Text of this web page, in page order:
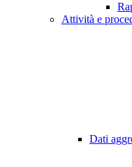
Attività e
Dati